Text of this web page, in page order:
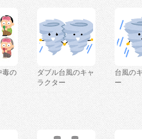
毒の
ダブル台風のキャ
ラクター
台風の
ー